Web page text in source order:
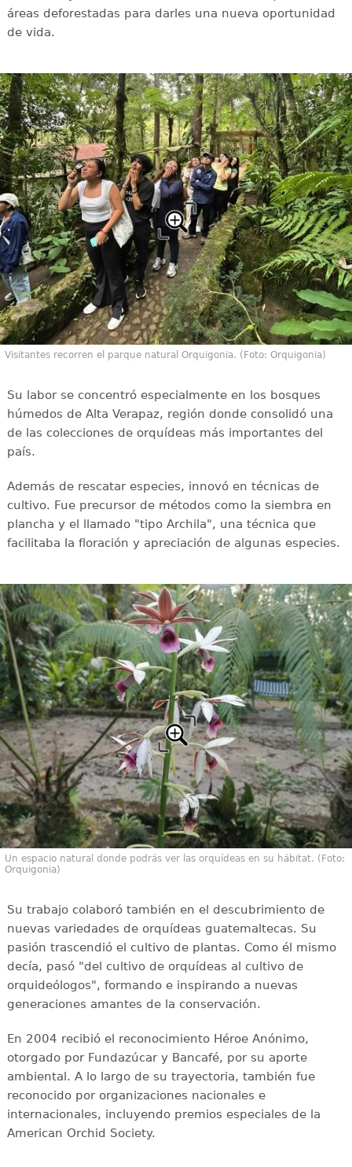
áreas deforestadas para darles una nueva oportunidad
de vida.
Visitantes recorren el parque natural Orquigonia. (Foto: Orquigonia)
Su labor se concentró especialmente en los bosques
húmedos de Alta Verapaz, región donde consolidó una
de las colecciones de orquídeas más importantes del
país.
Además de rescatar especies, innovó en técnicas de
cultivo. Fue precursor de métodos como la siembra en
plancha y el llamado "tipo Archila", una técnica que
facilitaba la floración y apreciación de algunas especies.
Un espacio natural donde podrás ver las orquídeas en su hábitat. (Foto:
Orquigonia)
Su trabajo colaboró también en el descubrimiento de
nuevas variedades de orquídeas guatemaltecas. Su
pasión trascendió el cultivo de plantas. Como él mismo
decía, pasó "del cultivo de orquídeas al cultivo de
orquideólogos", formando e inspirando a nuevas
generaciones amantes de la conservación.
En 2004 recibió el reconocimiento Héroe Anónimo,
otorgado por Fundazúcar y Bancafé, por su aporte
ambiental. A lo largo de su trayectoria, también fue
reconocido por organizaciones nacionales e
internacionales, incluyendo premios especiales de la
American Orchid Society.